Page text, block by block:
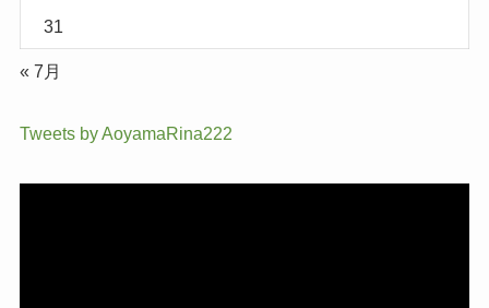
31
« 7月
Tweets by AoyamaRina222